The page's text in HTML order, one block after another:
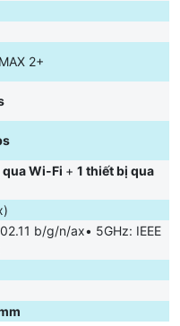
4K, livestream, họp online
lag.
suất khi nhiều thiết bị
du lịch, sự kiện hoặc văn
2+
bảo luôn có kết nối ổn định
nhu cầu làm việc và giải
2+
qua Wi-Fi + 1 thiết bị qua
b/g/n/ax• 5GHz: IEEE